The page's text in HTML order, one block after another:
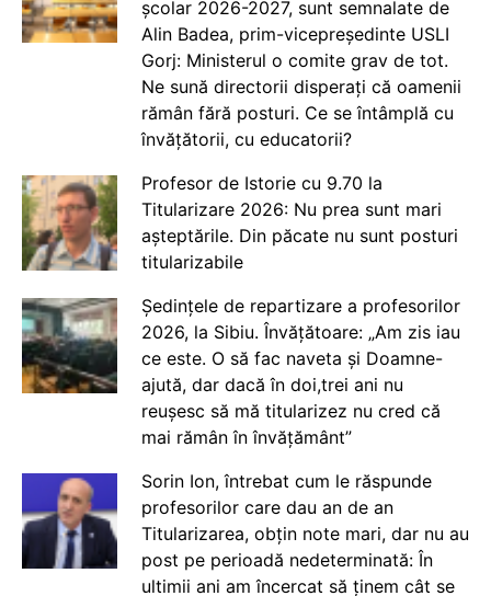
școlar 2026-2027, sunt semnalate de
Alin Badea, prim-vicepreședinte USLI
Gorj: Ministerul o comite grav de tot.
Ne sună directorii disperați că oamenii
rămân fără posturi. Ce se întâmplă cu
învățătorii, cu educatorii?
Profesor de Istorie cu 9.70 la
Titularizare 2026: Nu prea sunt mari
așteptările. Din păcate nu sunt posturi
titularizabile
Ședințele de repartizare a profesorilor
2026, la Sibiu. Învățătoare: „Am zis iau
ce este. O să fac naveta și Doamne-
ajută, dar dacă în doi,trei ani nu
reușesc să mă titularizez nu cred că
mai rămân în învățământ”
Sorin Ion, întrebat cum le răspunde
profesorilor care dau an de an
Titularizarea, obțin note mari, dar nu au
post pe perioadă nedeterminată: În
ultimii ani am încercat să ținem cât se